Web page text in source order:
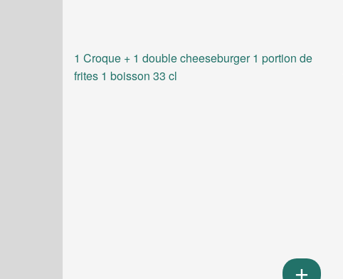
1 Croque + 1 double cheeseburger 1 portion de
frites 1 boisson 33 cl